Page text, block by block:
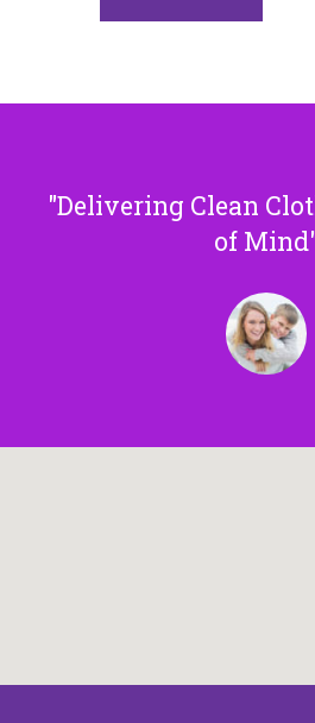
Delivering Clean
of Mind